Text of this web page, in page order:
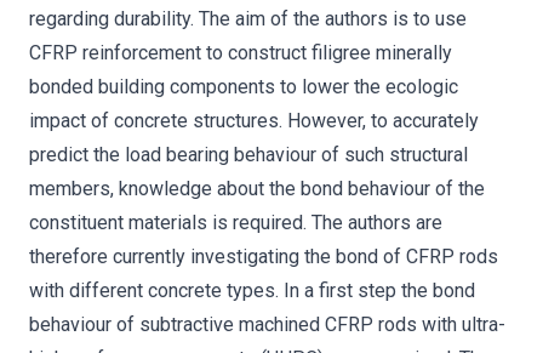
regarding durability. The aim of the authors is to use
CFRP reinforcement to construct filigree minerally
bonded building components to lower the ecologic
impact of concrete structures. However, to accurately
predict the load bearing behaviour of such structural
members, knowledge about the bond behaviour of the
constituent materials is required. The authors are
therefore currently investigating the bond of CFRP rods
with different concrete types. In a first step the bond
behaviour of subtractive machined CFRP rods with ultra-